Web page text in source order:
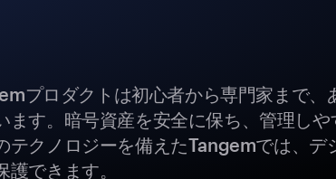
プロダクトは初心者から専門家まで、
ます。暗号資産を安全に保ち、管理し
テクノロジーを備えたTangemでは、デ
護できます。